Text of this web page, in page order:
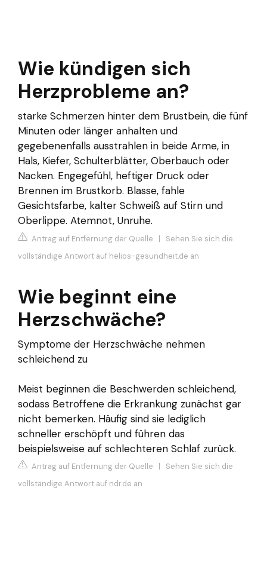
Wie kündigen sich
Herzprobleme an?
starke Schmerzen hinter dem Brustbein, die fünf
Minuten oder länger anhalten und
gegebenenfalls ausstrahlen in beide Arme, in
Hals, Kiefer, Schulterblätter, Oberbauch oder
Nacken. Engegefühl, heftiger Druck oder
Brennen im Brustkorb. Blasse, fahle
Gesichtsfarbe, kalter Schweiß auf Stirn und
Oberlippe. Atemnot, Unruhe.
Antrag auf Entfernung der Quelle | Sehen Sie sich die
vollständige Antwort auf helios-gesundheit.de an
Wie beginnt eine
Herzschwäche?
Symptome der Herzschwäche nehmen
schleichend zu
Meist beginnen die Beschwerden schleichend,
sodass Betroffene die Erkrankung zunächst gar
nicht bemerken. Häufig sind sie lediglich
schneller erschöpft und führen das
beispielsweise auf schlechteren Schlaf zurück.
Antrag auf Entfernung der Quelle | Sehen Sie sich die
vollständige Antwort auf ndr.de an